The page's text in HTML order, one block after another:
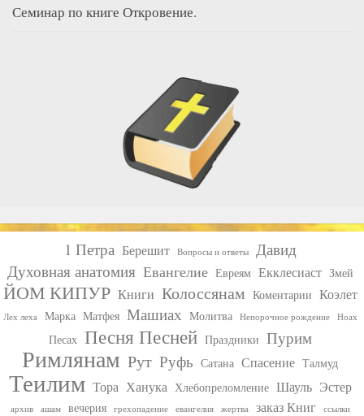
Семинар по книге Откровение.
1 Петра Берешит Вопросы и ответы
Давид
Духовная анатомия Евангелие Евреям Екклесиаст Змей
ЙОМ КИПУР Книги Колоссянам Коментарии Коэлет
Лех леха Марка Матфея Машиах Молитва Непорочное рождение Ноах
Песах Песня Песней Праздники Пурим
Римлянам Рут Руфь Сатана Спасение Талмуд
Теилим Тора Ханука Хлебопреломление Шауль Эстер
архив ашам вечерия грехопадение евангелия жертва заказ Книг ссылки